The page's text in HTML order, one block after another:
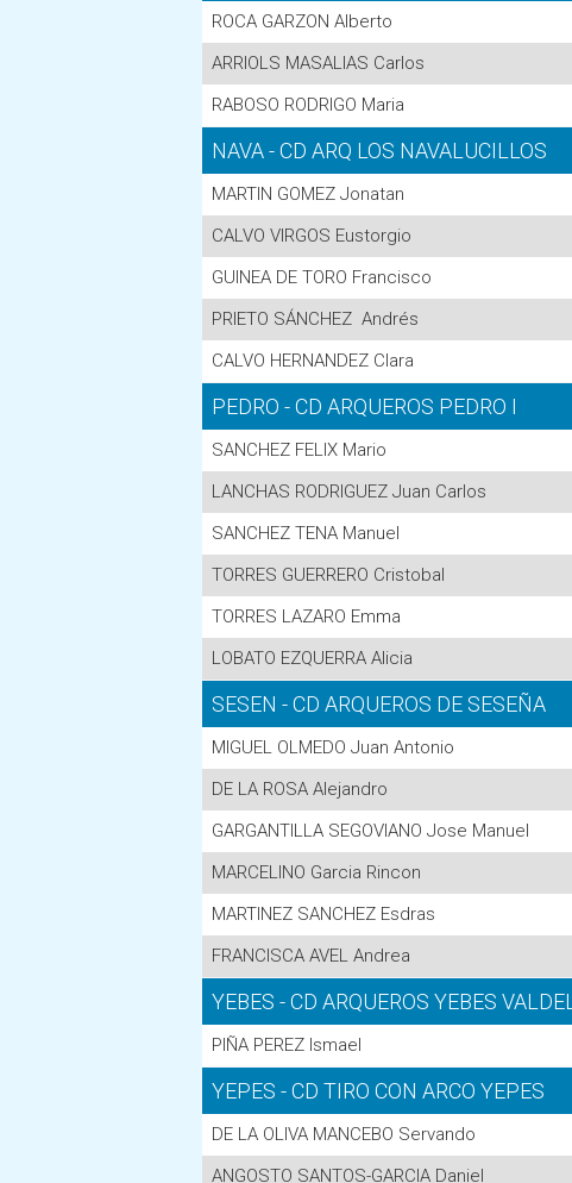
ROCA GARZON Alberto
ARRIOLS MASALIAS Carlos
RABOSO RODRIGO Maria
NAVA - CD ARQ LOS NAVALUCILLOS
MARTIN GOMEZ Jonatan
CALVO VIRGOS Eustorgio
GUINEA DE TORO Francisco
PRIETO SÁNCHEZ Andrés
CALVO HERNANDEZ Clara
PEDRO - CD ARQUEROS PEDRO I
SANCHEZ FELIX Mario
LANCHAS RODRIGUEZ Juan Carlos
SANCHEZ TENA Manuel
TORRES GUERRERO Cristobal
TORRES LAZARO Emma
LOBATO EZQUERRA Alicia
SESEN - CD ARQUEROS DE SESEÑA
MIGUEL OLMEDO Juan Antonio
DE LA ROSA Alejandro
GARGANTILLA SEGOVIANO Jose Manuel
MARCELINO Garcia Rincon
MARTINEZ SANCHEZ Esdras
FRANCISCA AVEL Andrea
YEBES - CD ARQUEROS YEBES
PIÑA PEREZ Ismael
YEPES - CD TIRO CON ARCO YEPES
DE LA OLIVA MANCEBO Servando
ANGOSTO SANTOS-GARCIA Daniel